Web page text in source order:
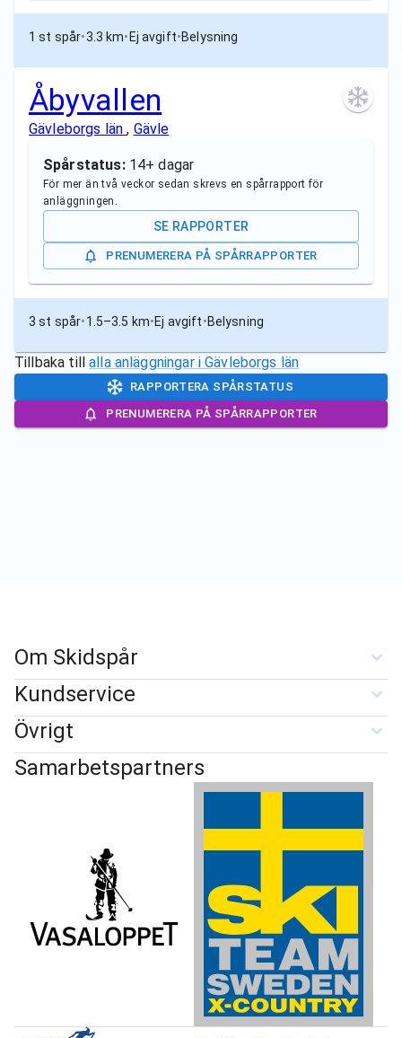
1 st spår•3.3 km• Ej avgift•Belysning
Åbyvallen
Gävleborgs län, Gävle
Spårstatus: 14+ dagar
För mer än två veckor sedan skrevs en spårrapport för
anläggningen.
SE RAPPORTER
PRENUMERERA PÅ SPÅRRAPPORTER
3 st spår•1.5–3.5 km•Ej avgift•Belysning
Tillbaka till alla anläggningar iGävleborgs län
RAPPORTERA SPÅRSTATUS
PRENUMERERA PÅ SPÅRRAPPORTER
Om Skidspår
Kundservice
Övrigt
Samarbetspartners